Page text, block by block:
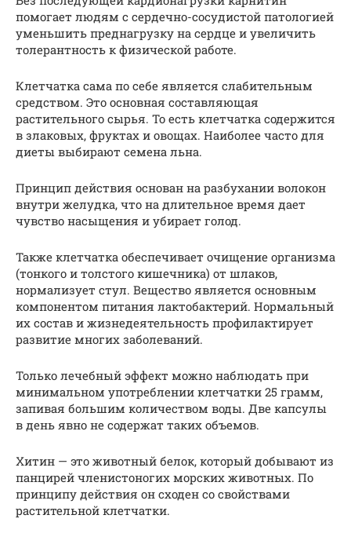
помогает людям с сердечно-сосудистой патологией
уменьшить преднагрузку на сердце и увеличить
толерантность к физической работе.
Клетчатка сама по себе является слабительным
средством. Это основная составляющая
растительного сырья. То есть клетчатка содержится
в злаковых, фруктах и овощах. Наиболее часто для
диеты выбирают семена льна.
Принцип действия основан на разбухании волокон
внутри желудка, что на длительное время дает
чувство насыщения и убирает голод.
Также клетчатка обеспечивает очищение организма
(тонкого и толстого кишечника) от шлаков,
нормализует стул. Вещество является основным
компонентом питания лактобактерий. Нормальный
их состав и жизнедеятельность профилактирует
развитие многих заболеваний.
Только лечебный эффект можно наблюдать при
минимальном употреблении клетчатки 25 грамм,
запивая большим количеством воды. Две капсулы
в день явно не содержат таких объемов.
Хитин — это животный белок, который добывают из
панцирей членистоногих морских животных. По
принципу действия он сходен со свойствами
растительной клетчатки.